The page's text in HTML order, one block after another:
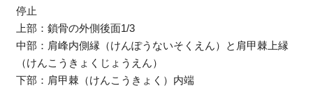
停止
上部：鎖骨の外側後面1/3
中部：肩峰内側縁（けんぽうないそくえん）と肩甲棘上縁
（けんこうきょくじょうえん）
下部：肩甲棘（けんこうきょく）内端